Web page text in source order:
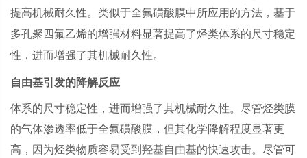
提高机械耐久性。类似于全氟磺酸膜中所应用的方法，基于
多孔聚四氟乙烯的增强材料显著提高了烃类体系的尺寸稳定
性，进而增强了其机械耐久性。
自由基引发的降解反应
体系的尺寸稳定性，进而增强了其机械耐久性。尽管烃类膜
的气体渗透率低于全氟磺酸膜，但其化学降解程度显著更
高，因为烃类物质容易受到羟基自由基的快速攻击。尽管可